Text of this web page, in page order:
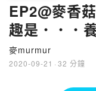
EP2@麥香
趣是．．．
麥murmur
2020-09-21 · 32 分鐘